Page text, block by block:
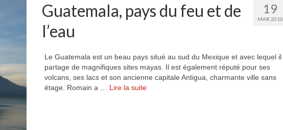
19
MAR 2010
Guatemala, pays du feu et de
l’eau
Le Guatemala est un beau pays situé au sud du Mexique et avec lequel il
partage de magnifiques sites mayas. Il est également réputé pour ses
volcans, ses lacs et son ancienne capitale Antigua, charmante ville sans
étage. Romain a … Lire la suite­­